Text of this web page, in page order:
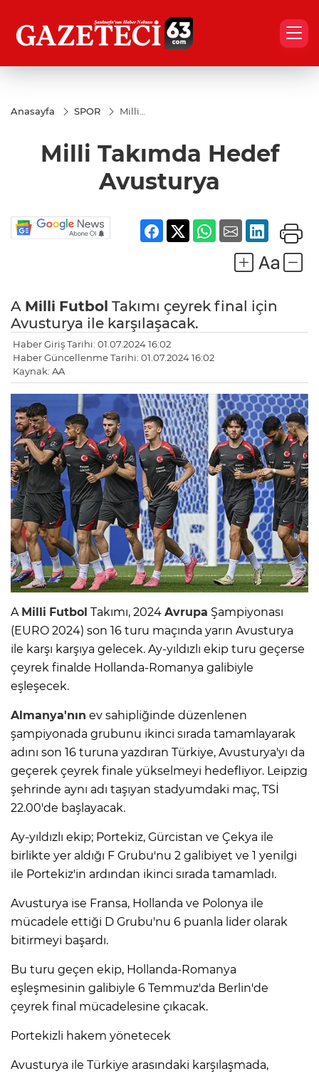
Anasayfa SPOR
Milli
Avusturya
Milli Takımda Hedef
Avusturya
A Milli Futbol Takımı çeyrek final için
Avusturya ile karşılaşacak.
Haber Giriş Tarihi: 01.07.2024 16:02
Haber Güncellenme Tarihi: 01.07.2024 16:02
Kaynak: AA
A Milli Futbol Takımı, 2024 Avrupa Şampiyonası
(EURO 2024) son 16 turu maçında yarın Avusturya
ile karşı karşıya gelecek. Ay-yıldızlı ekip turu geçerse
çeyrek finalde Hollanda-Romanya galibiyle
eşleşecek.
Almanya'nın ev sahipliğinde düzenlenen
şampiyonada grubunu ikinci sırada tamamlayarak
adını son 16 turuna yazdıran Türkiye, Avusturya'yı da
geçerek çeyrek finale yükselmeyi hedefliyor. Leipzig
şehrinde aynı adı taşıyan stadyumdaki maç, TSİ
22.00'de başlayacak.
Ay-yıldızlı ekip; Portekiz, Gürcistan ve Çekya ile
birlikte yer aldığı F Grubu'nu 2 galibiyet ve 1 yenilgi
ile Portekiz'in ardından ikinci sırada tamamladı.
Avusturya ise Fransa, Hollanda ve Polonya ile
mücadele ettiği D Grubu'nu 6 puanla lider olarak
bitirmeyi başardı.
Bu turu geçen ekip, Hollanda-Romanya
eşleşmesinin galibiyle 6 Temmuz'da Berlin'de
çeyrek final mücadelesine çıkacak.
Portekizli hakem yönetecek
Avusturya ile Türkiye arasındaki karşılaşmada,